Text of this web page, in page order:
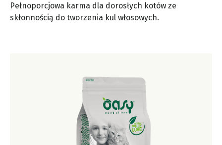
Pełnoporcjowa karma dla dorosłych kotów ze
skłonnością do tworzenia kul włosowych.